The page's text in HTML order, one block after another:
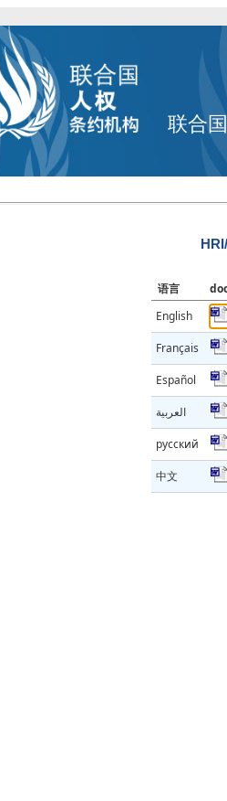
联合
语言
English
Français
Español
العربية
русский
中文